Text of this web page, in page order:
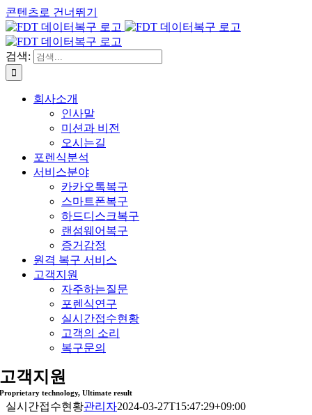
콘텐츠로 건너뛰기
검색:
회사소개
인사말
미션과 비전
오시는길
포렌식분석
서비스분야
카카오톡복구
스마트폰복구
하드디스크복구
랜섬웨어복구
증거감정
원격 복구 서비스
고객지원
자주하는질문
포렌식연구
실시간접수현황
고객의 소리
복구문의
고객지원
Proprietary technology, Ultimate result
실시간접수현황관리자2024-03-27T15:47:29+09:00